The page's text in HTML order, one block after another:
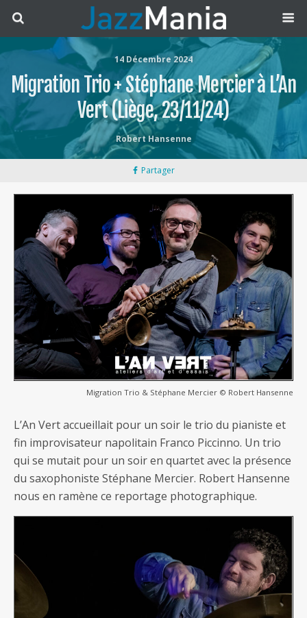
14 Décembre 2024
Migration Trio + Stéphane Mercier à L’An
Vert (Liège, 23/11/24)
Robert Hansenne
Partager
Migration Trio & Stéphane Mercier © Robert Hansenne
L’An Vert accueillait pour un soir le trio du pianiste et
fin improvisateur napolitain Franco Piccinno. Un trio
qui se mutait pour un soir en quartet avec la présence
du saxophoniste Stéphane Mercier. Robert Hansenne
nous en ramène ce reportage photographique.